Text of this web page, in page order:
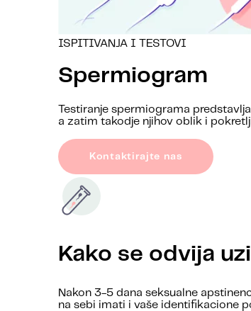
ISPITIVANJA I TESTOVI
Spermiogram
Testiranje spermiograma
a zatim takodje njihov oblik i
Kontaktirajte nas
Kako se odvija
Nakon 3-5 dana seksualne
na sebi imati i vaše identifikacione